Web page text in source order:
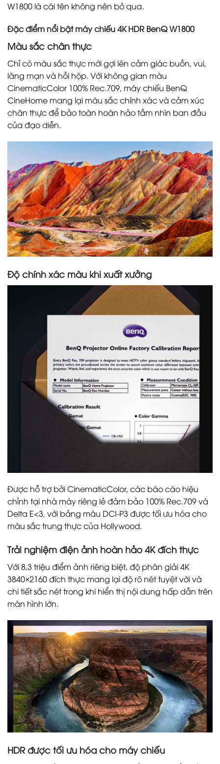
W1800 là cái tên không nên bỏ qua.
Đặc điểm nổi bật máy chiếu 4K HDR BenQ W1800
Màu sắc chân thực
Chỉ có màu sắc thực mới gợi lên cảm giác buồn, vui,
lãng mạn và hồi hộp. Với không gian màu
CinematicColor 100% Rec.709, máy chiếu BenQ
CineHome mang lại màu sắc chính xác và cảm xúc
chân thực để bảo toàn hoàn hảo tầm nhìn ban đầu
của đạo diễn.
Độ chính xác màu khi xuất xưởng
Được hỗ trợ bởi CinematicColor, các báo cáo hiệu
chỉnh tại nhà máy riêng lẻ đảm bảo 100% Rec.709 và
Delta E<3, với bảng màu DCI-P3 được tối ưu hóa cho
màu sắc trung thực của Hollywood.
Trải nghiệm điện ảnh hoàn hảo 4K đích thực
Với 8,3 triệu điểm ảnh riêng biệt, độ phân giải 4K
3840×2160 đích thực mang lại độ rõ nét tuyệt vời và
chi tiết sắc nét trong khi hiển thị nội dung hấp dẫn trên
màn hình lớn.
HDR được tối ưu hóa cho máy chiếu